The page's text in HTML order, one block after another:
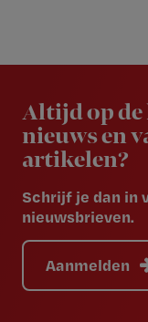
Altijd op de
nieuws en
artikelen?
Schrijf je dan in
nieuwsbrieven.
Aanmelden